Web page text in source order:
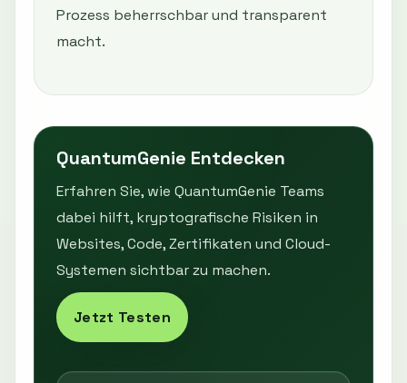
Prozess beherrschbar und transparent
macht.
QuantumGenie Entdecken
Erfahren Sie, wie QuantumGenie Teams
dabei hilft, kryptografische Risiken in
Websites, Code, Zertifikaten und Cloud-
Systemen sichtbar zu machen.
Jetzt Testen